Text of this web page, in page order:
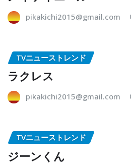
pikakichi2015@gmail.com
TVニューストレンド
ラクレス
pikakichi2015@gmail.com
TVニューストレンド
ジーンくん